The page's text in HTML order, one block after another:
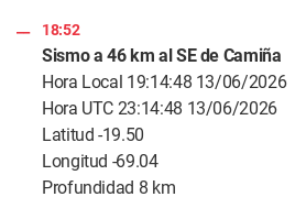
18:52
Sismo a 46 km al SE de Camiña
Hora Local 19:14:48 13/06/2026
Hora UTC 23:14:48 13/06/2026
Latitud -19.50
Longitud -69.04
Profundidad 8 km